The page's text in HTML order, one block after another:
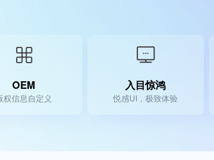
部署
高级定制开发服务
全方位满足您个性化需求
OEM
权信息自定义
入目惊鸿
悦感UI，极致体验